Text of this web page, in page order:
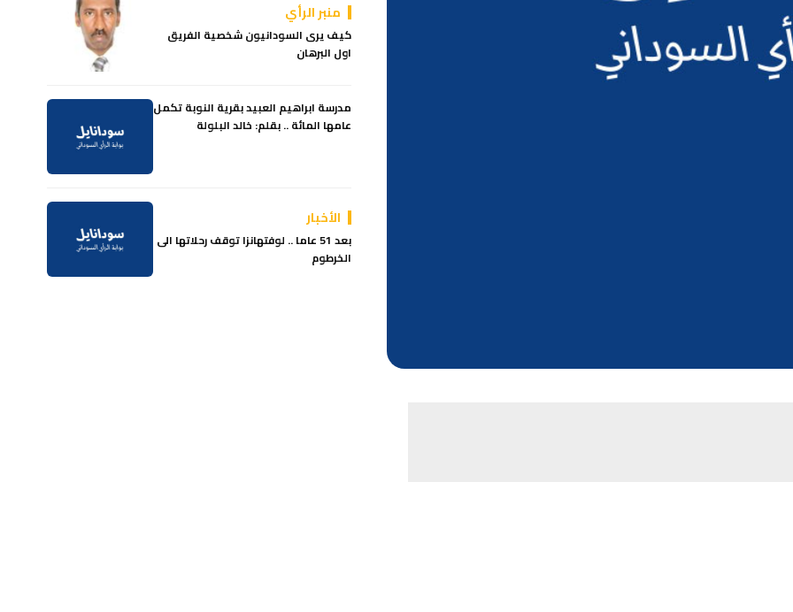
منبر الرأي
كيف يرى السودانيون شخصية الفريق
اول البرهان
مدرسة ابراهيم العبيد بقرية النوبة تكمل
عامها المائة .. بقلم: خالد البلولة
الأخبار
بعد 51 عاما .. لوفتهانزا توقف رحلاتها الى
الخرطوم